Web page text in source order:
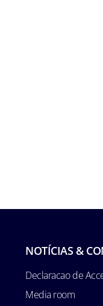
NOTÍCIAS &
Declaracao de
Media room